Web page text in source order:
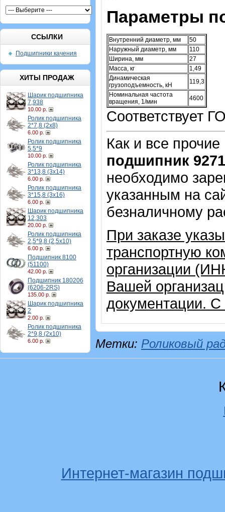
ССЫЛКИ
Подшипники качения
ХИТЫ ПРОДАЖ
Шарик подшипника
7,938
10.00 р.
Ролик подшипника
2*7,8 (2х8)
6.00 р.
Ролик подшипника
5,5*9
10.00 р.
Ролик подшипника
3*13,8 (3х14)
6.00 р.
Ролик подшипника
3*15,8 (3х16)
6.00 р.
Шарик подшипника
12,303
20.00 р.
Ролик подшипника
2,5*9,8 (2,5х10)
6.00 р.
Подшипник 8100
(51100)
42.00 р.
Подшипник 180206
(6206-2RS)
135.00 р.
Шарик подшипника
2
2.00 р.
Ролик подшипника
2*9,8 (2х10)
6.00 р.
Параметры
Внутренний диаметр, мм
50
Наружный диаметр, мм
110
Ширина, мм
27
Масса, кг
1,49
Динамическая
грузоподъемность, кН
119,3
Номинальная частота
вращения, 1/мин
4600
Соответствует
Как и все
подшипник
необходимо
указанным на
безналичному
При заказе
транспортную
организации
Вашей
документации.
Метки: Роликовый
Интернет-магазин